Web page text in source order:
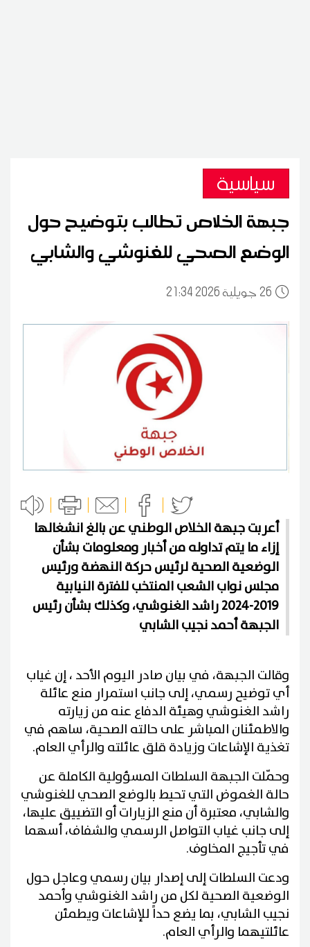
سياسية
جبهة الخلاص تطالب بتوضيح حول
الوضع الصحي للغنوشي والشابي
26 21:34 2026 جويلية
أعربت جبهة الخلاص الوطني عن بالغ انشغالها
إزاء ما يتم تداوله من أخبار ومعلومات بشأن
الوضعية الصحية لرئيس حركة النهضة ورئيس
مجلس نواب الشعب المنتخب للفترة النيابية
2019-2024 راشد الغنوشي، وكذلك بشأن رئيس
الجبهة أحمد نجيب الشابي
وقالت الجبهة، في بيان صادر اليوم الأحد ، إن غياب
أي توضيح رسمي، إلى جانب استمرار منع عائلة
راشد الغنوشي وهيئة الدفاع عنه من زيارته
والاطمئنان المباشر على حالته الصحية، ساهم في
تغذية الإشاعات وزيادة قلق عائلته والرأي العام.
وحمّلت الجبهة السلطات المسؤولية الكاملة عن
حالة الغموض التي تحيط بالوضع الصحي للغنوشي
والشابي، معتبرة أن منع الزيارات أو التضييق عليها،
إلى جانب غياب التواصل الرسمي والشفاف، أسهما
في تأجيج المخاوف.
ودعت السلطات إلى إصدار بيان رسمي وعاجل حول
الوضعية الصحية لكل من راشد الغنوشي وأحمد
نجيب الشابي، بما يضع حداً للإشاعات ويطمئن
عائلتيهما والرأي العام.